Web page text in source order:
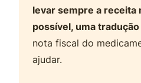
levar sempre a receita
possível, uma
nota fiscal do
ajudar.